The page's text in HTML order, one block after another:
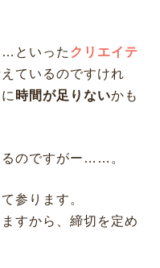
といった クリエイテ
えているのですけれ
時間が足りないかも
るのですがー……。
参ります。
すから、締切を定め